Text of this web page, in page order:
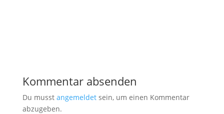
Kommentar absenden
Du musst angemeldetsein, um einen Kommentar
abzugeben.